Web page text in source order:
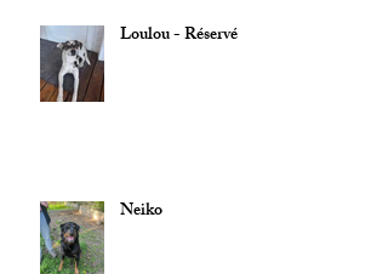
Loulou - Réservé
Neiko